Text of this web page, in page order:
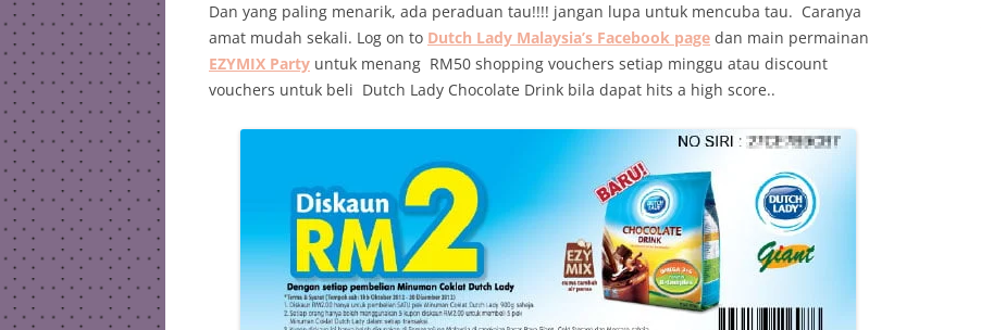
Dan yang paling menarik, ada peraduan tau!!!! jangan lupa untuk mencuba tau. Caranya
amat mudah sekali. Log on to Dutch Lady Malaysia’s Facebook page dan main permainan
EZYMIX Party untuk menang RM50 shopping vouchers setiap minggu atau discount
vouchers untuk beli Dutch Lady Chocolate Drink bila dapat hits a high score..